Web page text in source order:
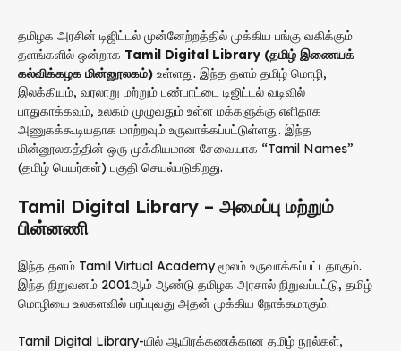
தமிழக அரசின் டிஜிட்டல் முன்னேற்றத்தில் முக்கிய பங்கு வகிக்கும்
தளங்களில் ஒன்றாக Tamil Digital Library (தமிழ் இணையக்
கல்விக்கழக மின்னூலகம்) உள்ளது. இந்த தளம் தமிழ் மொழி,
இலக்கியம், வரலாறு மற்றும் பண்பாட்டை டிஜிட்டல் வடிவில்
பாதுகாக்கவும், உலகம் முழுவதும் உள்ள மக்களுக்கு எளிதாக
அணுகக்கூடியதாக மாற்றவும் உருவாக்கப்பட்டுள்ளது. இந்த
மின்னூலகத்தின் ஒரு முக்கியமான சேவையாக “Tamil Names”
(தமிழ் பெயர்கள்) பகுதி செயல்படுகிறது.
Tamil Digital Library – அமைப்பு மற்றும்
பின்னணி
இந்த தளம் Tamil Virtual Academy மூலம் உருவாக்கப்பட்டதாகும்.
இந்த நிறுவனம் 2001ஆம் ஆண்டு தமிழக அரசால் நிறுவப்பட்டு, தமிழ்
மொழியை உலகளவில் பரப்புவது அதன் முக்கிய நோக்கமாகும்.
Tamil Digital Library-யில் ஆயிரக்கணக்கான தமிழ் நூல்கள்,